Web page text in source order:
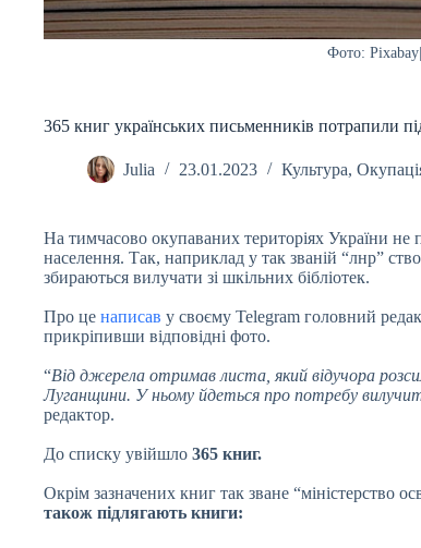
Фото:
365 книг українських письменників потрапили
Julia 23.01.2023 Культура,
На тимчасово окупаваних територіях України не
населення. Так, наприклад у так званій “лнр”
збираються вилучати зі шкільних бібліотек.
Про це написав у своєму Telegram головний
прикріпивши відповідні фото.
“Від джерела отримав листа, який відучора
Луганщини. У ньому йдеться про потребу
редактор.
До списку увійшло 365 книг.
Окрім зазначених книг так зване “міністерство
також підлягають книги: